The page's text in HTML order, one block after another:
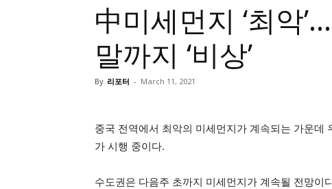
中미세먼지 ‘최악
말까지 ‘비상’
By 리포터 - March 11, 2021
중국 전역에서 최악의 미세먼지가 계속되는 가운데
가 시행 중이다.
수도권은 다음주 초까지 미세먼지가 계속될 전망이